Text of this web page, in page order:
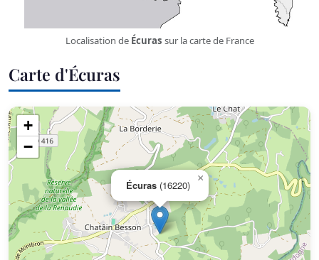
Localisation de Écuras sur la carte de France
Carte d'Écuras
Écuras (16220)
×
+
−